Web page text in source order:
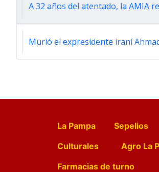
A 32 años del atentado, la AMIA
Murió el expresidente iraní
La Pampa Sepelios
Culturales
Agro La
Farmacias de turno